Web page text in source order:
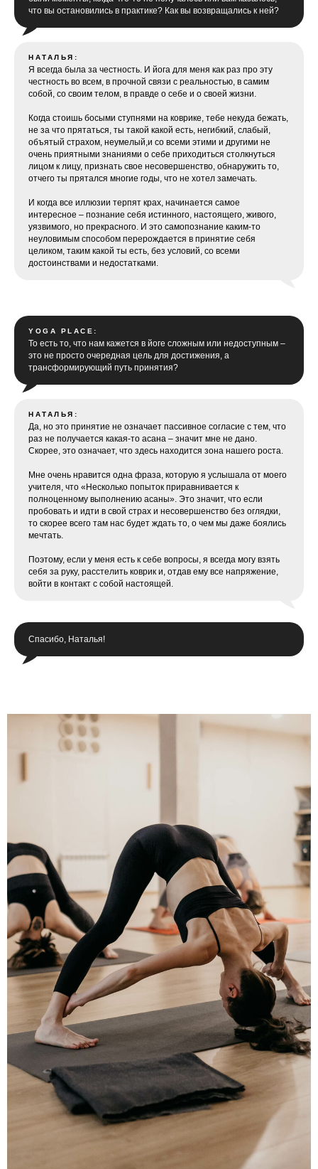
что вы остановились в практике? Как вы возвращались к ней?
НАТАЛЬЯ:
Я всегда была за честность. И йога для меня как раз про эту
честность во всем, в прочной связи с реальностью, в самим
собой, со своим телом, в правде о себе и о своей жизни.
Когда стоишь босыми ступнями на коврике, тебе некуда бежать,
не за что прятаться, ты такой какой есть, негибкий, слабый,
объятый страхом, неумелый,и со всеми этими и другими не
очень приятными знаниями о себе приходиться столкнуться
лицом к лицу, признать свое несовершенство, обнаружить то,
отчего ты прятался многие годы, что не хотел замечать.
И когда все иллюзии терпят крах, начинается самое
интересное – познание себя истинного, настоящего, живого,
уязвимого, но прекрасного. И это самопознание каким-то
неуловимым способом перерождается в принятие себя
целиком, таким какой ты есть, без условий, со всеми
достоинствами и недостатками.
YOGA PLACE:
То есть то, что нам кажется в йоге сложным или недоступным –
это не просто очередная цель для достижения, а
трансформирующий путь принятия?
НАТАЛЬЯ:
Да, но это принятие не означает пассивное согласие с тем, что
раз не получается какая-то асана – значит мне не дано.
Скорее, это означает, что здесь находится зона нашего роста.
Мне очень нравится одна фраза, которую я услышала от моего
учителя, что «Несколько попыток приравнивается к
полноценному выполнению асаны». Это значит, что если
пробовать и идти в свой страх и несовершенство без оглядки,
то скорее всего там нас будет ждать то, о чем мы даже боялись
мечтать.
Поэтому, если у меня есть к себе вопросы, я всегда могу взять
себя за руку, расстелить коврик и, отдав ему все напряжение,
войти в контакт с собой настоящей.
Спасибо, Наталья!